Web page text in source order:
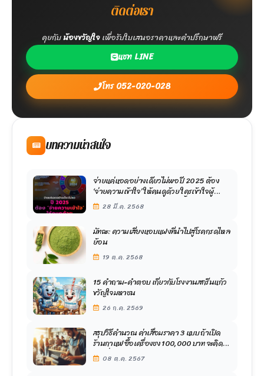
ติดต่อเรา
คุยกับน้องขวัญใจเพื่อรับใบเสนอราคาและคำปรึกษาฟรี
แชท LINE
โทร 052-020-028
บทความน่าสนใจ
จ่ายแค่แอดอย่างเดียวไม่พอ ปี 2025 ต้อง
‘จ่ายความเข้าใจ’ ให้คนดูด้วย ใครเข้าใจผู้
บริโภค เข้าใจ Insight ก่อน คนนั้นจะได้เปรียบ
เผยข้อมูลล่าสุดจาก DAAT
28 มี.ค. 2568
มัทฉะ: ความเสี่ยงแอบแฝงที่นำไปสู่โรคกรดไหล
ย้อน
19 ต.ค. 2568
15 คำถาม-คำตอบ เกี่ยวกับโรงงานสกรีนแก้ว
ขวัญใจมหาชน
26 ก.ค. 2569
สรุปวิธีคำนวณ ค่าเสื่อมราคา 3 แบบ ถ้าเปิด
ร้านกาแฟ ซื้อเครื่องชง 100,000 บาท จะคิด
ค่าเสื่อมอย่างไร ?
08 ต.ค. 2567